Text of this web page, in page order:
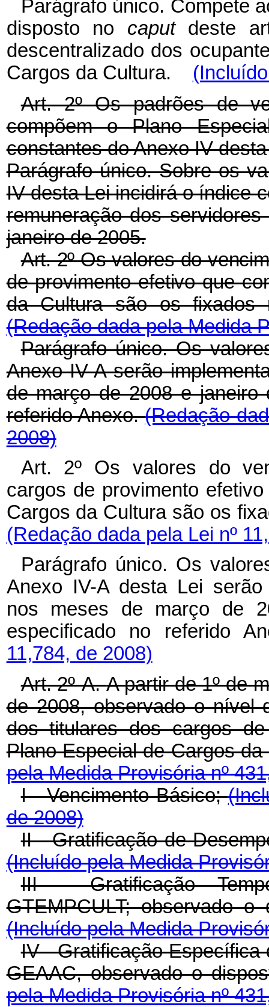
Parágrafo único. Compete
disposto no caputdeste
descentralizado dos
Cargos da Cultura.
Art. 2º Os padrões de
compõem o Plano
constantes do Anexo IV
Parágrafo único. Sobre os
IV desta Lei incidirá o índice
remuneração dos
janeiro de 2005.
Art. 2º Os valores do
de provimento efetivo que
da Cultura são os
(Redação dada pela Medida
Parágrafo único. Os
Anexo IV-A serão
de março de 2008 e janeiro
referido Anexo.(Redação
2008)
Art. 2º Os valores do
cargos de provimento
Cargos da Cultura são os
(Redação dada pela Lei nº
Parágrafo único. Os
Anexo IV-A desta Lei serão
nos meses de março de
especificado no referido
11,784, de 2008)
Art. 2º-A.A partir de 1º de
de 2008, observado o nível
dos titulares dos cargos
Plano Especial de Cargos
pela Medida Provisória nº
I - Vencimento Básico;
de 2008)
II - Gratificação de
(Incluído pela Medida
III - Gratificação
GTEMPCULT; observado
(Incluído pela Medida
IV - Gratificação Específica
GEAAC, observado o
pela Medida Provisória nº